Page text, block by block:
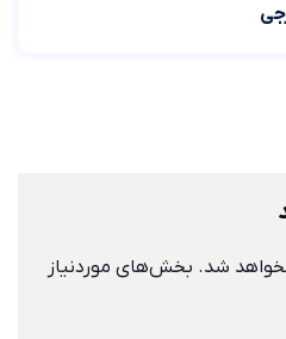
شد. بخش‌های موردنیاز